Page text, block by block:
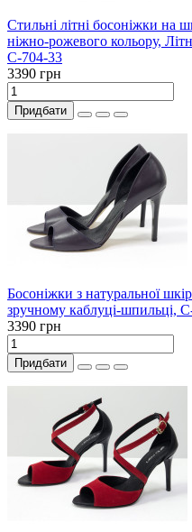
Стильні літні босоніжки на
ніжно-рожевого кольору,
С-704-33
3390 грн
Придбати
Босоніжки з натуральної
зручному каблуці-шпильці,
3390 грн
Придбати